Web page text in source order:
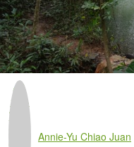
Annie-Yu Chiao Juan